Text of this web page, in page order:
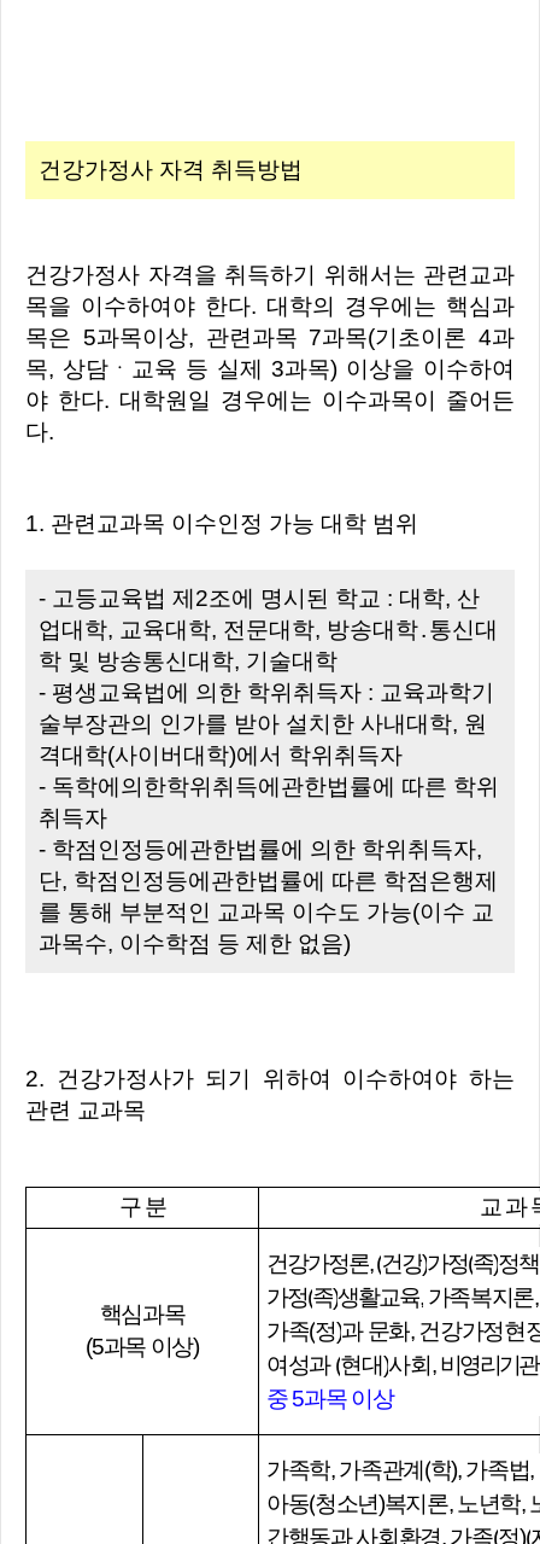
건강가정사 자격 취득방법
건강가정사 자격을 취득하기 위해서는 관련교과
목을 이수하여야 한다. 대학의 경우에는 핵심과
목은 5과목이상, 관련과목 7과목(기초이론 4과
목, 상담ㆍ교육 등 실제 3과목) 이상을 이수하여
야 한다. 대학원일 경우에는 이수과목이 줄어든
다.
1. 관련교과목 이수인정 가능 대학 범위
- 고등교육법 제2조에 명시된 학교 : 대학, 산
업대학, 교육대학, 전문대학, 방송대학․통신대
학 및 방송통신대학, 기술대학
- 평생교육법에 의한 학위취득자 : 교육과학기
술부장관의 인가를 받아 설치한 사내대학, 원
격대학(사이버대학)에서 학위취득자
- 독학에의한학위취득에관한법률에 따른 학위
취득자
- 학점인정등에관한법률에 의한 학위취득자,
단, 학점인정등에관한법률에 따른 학점은행제
를 통해 부분적인 교과목 이수도 가능(이수 교
과목수, 이수학점 등 제한 없음)
2. 건강가정사가 되기 위하여 이수하여야 하는
관련 교과목
구 분 교 과
핵심과목
(5과목 이상)
건강가정론, (건강)가정(족)정
가정(족)생활교육, 가족복지론
가족(정)과 문화, 건강가정현
여성과(현대)사회,비영리기
중5과목 이상
가족학,가족관계(학),가족법,
아동(청소년)복지론, 노년학,
간행동과 사회환경,가족(정)(